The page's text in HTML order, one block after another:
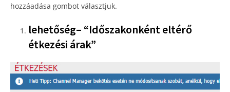
hozzáadása gombot választjuk.
lehetőség– “Időszakonként eltérő
étkezési árak”